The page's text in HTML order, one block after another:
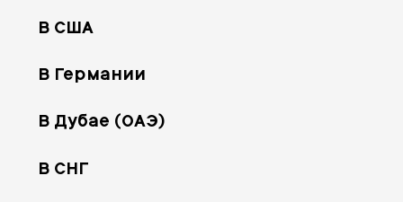
В США
В Германии
В Дубае (ОАЭ)
В СНГ